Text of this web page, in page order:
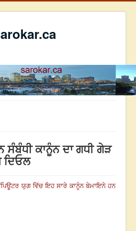
no members online
ਸੰਬੰਧੀ ਕਾਨੂੰਨ ਦਾ ਗਧੀ ਗੇੜ
ਦਿਓਲ
ਯੁਗ ਵਿੱਚ ਇਹ ਸਾਰੇ ਕਾਨੂੰਨ ਬੇਮਾਇਨੇ ਹਨ